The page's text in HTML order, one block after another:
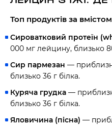
Топ продуктів за
Сироватковий протеїн
000 мг лейцину, близько
Сир пармезан —
близько 36 г білка.
Куряча грудка —
близько 36 г білка.
Яловичина (пісна) —